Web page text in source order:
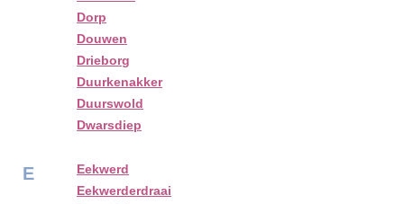
Dorp
Douwen
Drieborg
Duurkenakker
Duurswold
Dwarsdiep
E
Eekwerd
Eekwerderdraai